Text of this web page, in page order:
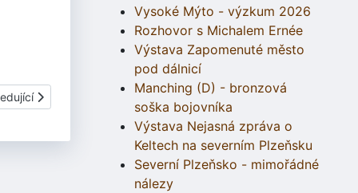
článek: 6.03.1 Plastiky zvířat - Kanec
Vysoké Mýto - výzkum 2026
Rozhovor s Michalem Ernée
Výstava Zapomenuté město
pod dálnicí
Manching (D) - bronzová
soška bojovníka
Výstava Nejasná zpráva o
Keltech na severním Plzeňsku
Severní Plzeňsko - mimořádné
nálezy